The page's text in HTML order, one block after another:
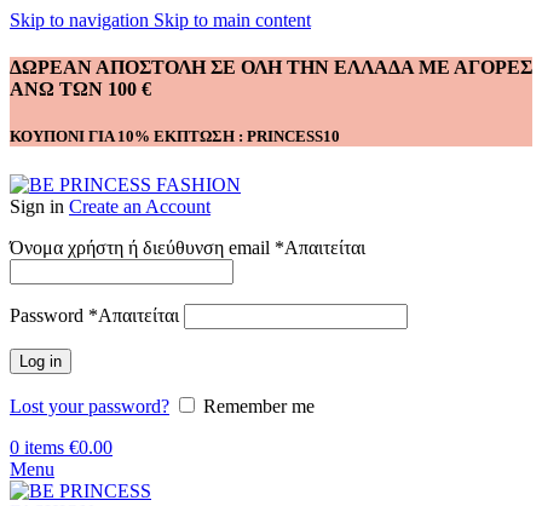
Skip to navigation Skip to main content
ΔΩΡΕΑΝ ΑΠΟΣΤΟΛΗ ΣΕ ΟΛΗ ΤΗΝ ΕΛΛΑΔΑ ΜΕ ΑΓΟΡΕΣ
ΑΝΩ ΤΩΝ 100 €
ΚΟΥΠΟΝΙ ΓΙΑ 10% ΕΚΠΤΩΣΗ : PRINCESS10
Sign in Create an Account
Όνομα χρήστη ή διεύθυνση email *Απαιτείται
Password *Απαιτείται
Log in
Lost your password?
Remember me
0 items €0.00
Menu